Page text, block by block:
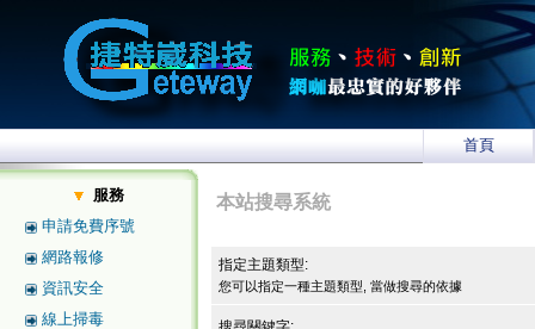
首頁
服務
申請免費序號
網路報修
資訊安全
線上掃毒
本站搜尋系統
指定主題類型:
您可以指定一種主題類型, 當做搜尋的依據